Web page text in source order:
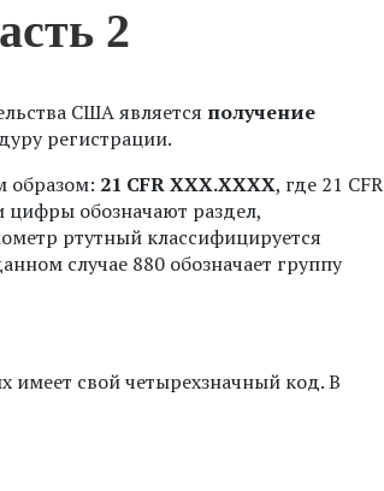
2
США является получение
регистрации.
образом: 21 CFR ХХХ.ХХХХ, где 21 CFR
обозначают раздел,
ртутный классифицируется
случае 880 обозначает группу
имеет свой четырехзначный код. В